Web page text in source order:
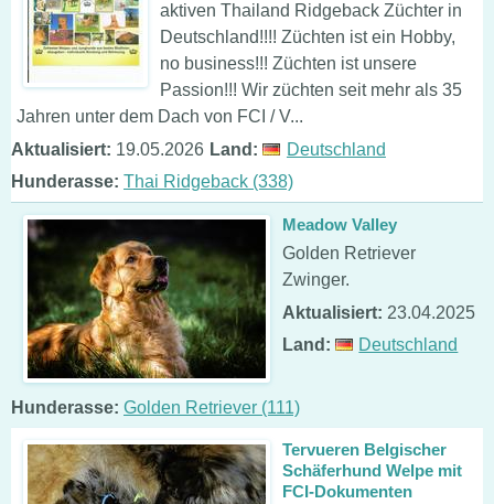
aktiven Thailand Ridgeback Züchter in
Deutschland!!!! Züchten ist ein Hobby,
no business!!! Züchten ist unsere
Passion!!! Wir züchten seit mehr als 35
Jahren unter dem Dach von FCI / V...
Aktualisiert: 19.05.2026 Land:
Deutschland
Hunderasse: Thai Ridgeback (338)
Meadow Valley
Golden Retriever
Zwinger.
Aktualisiert: 23.04.2025
Land:
Deutschland
Hunderasse: Golden Retriever (111)
Tervueren Belgischer
Schäferhund Welpe mit
FCI-Dokumenten